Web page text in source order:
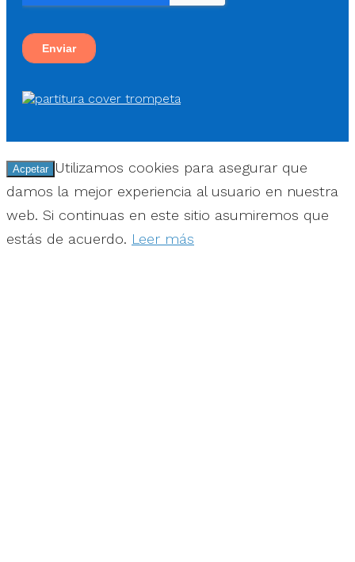
Acpetar
Utilizamos cookies para asegurar que
damos la mejor experiencia al usuario en nuestra
web. Si continuas en este sitio asumiremos que
estás de acuerdo. Leer más